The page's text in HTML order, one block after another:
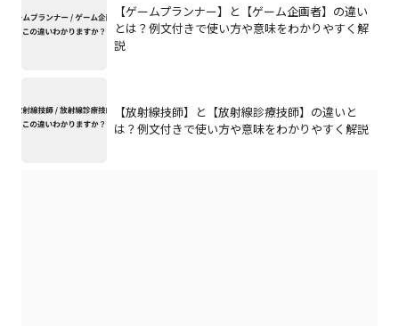
【ゲームプランナー】と【ゲーム企画者】の違い
とは？例文付きで使い方や意味をわかりやすく解
説
【放射線技師】と【放射線診療技師】の違いと
は？例文付きで使い方や意味をわかりやすく解説